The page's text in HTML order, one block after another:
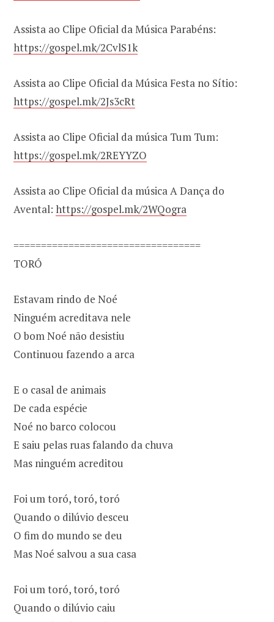
Assista ao Clipe Oficial da Música Parabéns:
https://gospel.mk/2CvlS1k
Assista ao Clipe Oficial da Música Festa no Sítio:
https://gospel.mk/2Js3cRt
Assista ao Clipe Oficial da música Tum Tum:
https://gospel.mk/2REYYZO
Assista ao Clipe Oficial da música A Dança do
Avental: https://gospel.mk/2WQogra
==================================
TORÓ
Estavam rindo de Noé
Ninguém acreditava nele
O bom Noé não desistiu
Continuou fazendo a arca
E o casal de animais
De cada espécie
Noé no barco colocou
E saiu pelas ruas falando da chuva
Mas ninguém acreditou
Foi um toró, toró, toró
Quando o dilúvio desceu
O fim do mundo se deu
Mas Noé salvou a sua casa
Foi um toró, toró, toró
Quando o dilúvio caiu